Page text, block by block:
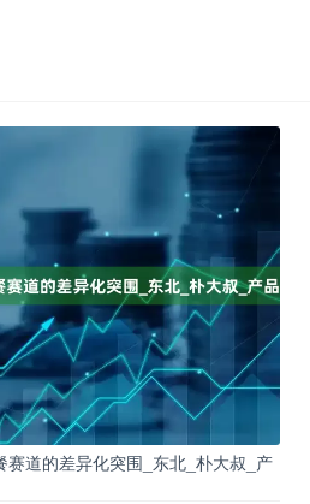
道的差异化突围_东北_朴大叔_产